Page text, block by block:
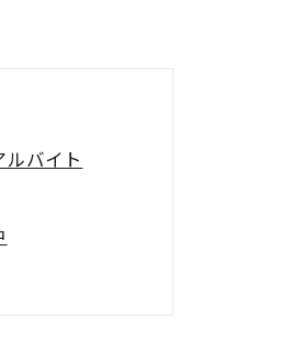
バイト
クドライバー